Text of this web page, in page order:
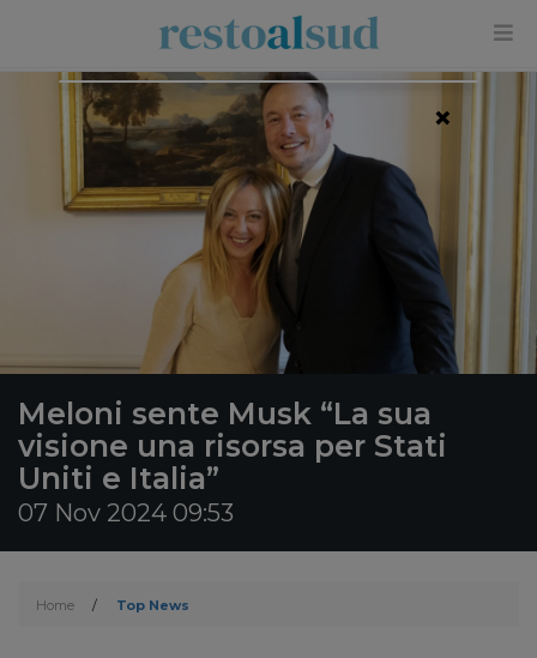
Meloni sente Musk “La sua
visione una risorsa per Stati
Uniti e Italia”
07 Nov 2024 09:53
Home / Top News
×